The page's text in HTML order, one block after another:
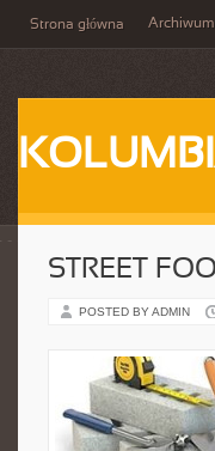
Strona główna Archiwum
STREET
POSTED BY ADMIN